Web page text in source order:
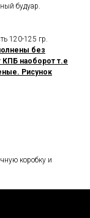
будуар.
120-125 гр.
без
КПБ наоборот т.е
Рисунок
коробку и